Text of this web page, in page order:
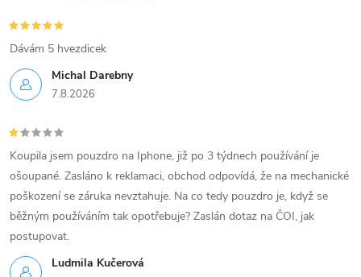
Michal Darebny
7.8.2026
Dávám 5 hvezdicek
Ludmila Kučerová
Koupila jsem pouzdro na Iphone, již po 3 týdnech používání je
ošoupané. Zasláno k reklamaci, obchod odpovídá, že na mechanické
poškození se záruka nevztahuje. Na co tedy pouzdro je, když se
běžným používáním tak opotřebuje? Zaslán dotaz na ČOI, jak
postupovat.